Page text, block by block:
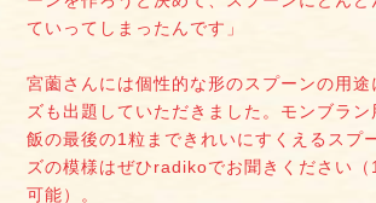
ていってしまったんです」
宮薗さんには個性的な形のスプーンの用途
ズも出題していただきました。モンブラ
飯の最後の1粒まできれいにすくえるス
ズの模様はぜひradikoでお聞きください（
可能）。